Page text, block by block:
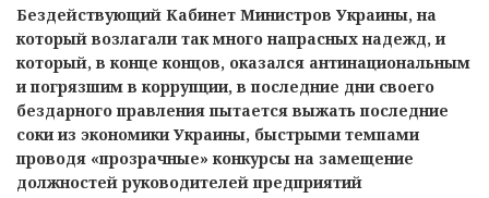
Бездействующий Кабинет Министров Украины, на
который возлагали так много напрасных надежд, и
который, в конце концов, оказался антинациональным
и погрязшим в коррупции, в последние дни своего
бездарного правления пытается выжать последние
соки из экономики Украины, быстрыми темпами
проводя «прозрачные» конкурсы на замещение
должностей руководителей предприятий